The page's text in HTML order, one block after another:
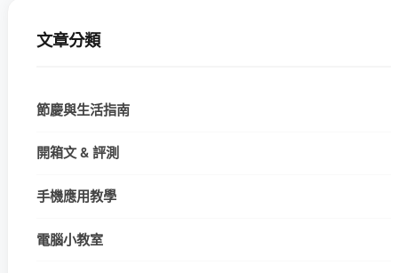
文章分類
節慶與生活指南
開箱文 & 評測
手機應用教學
電腦小教室